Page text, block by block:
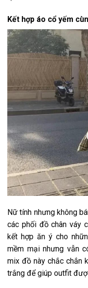
Kết hợp áo cổ yếm
Nữ tính nhưng không
các phối đồ chân váy
kết hợp ăn ý cho
mềm mại nhưng vẫn
mix đồ này chắc chắn
trắng để giúp outfit